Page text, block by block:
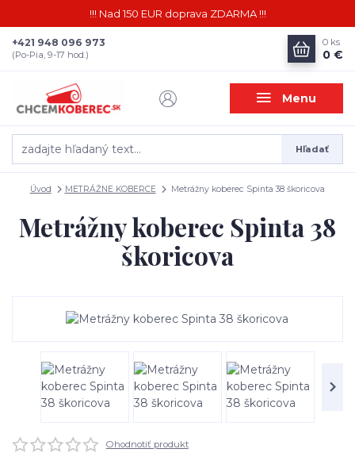
!!! Nad 150 EUR doprava ZDARMA !!!
Menu
Hľadať
+421 948 096 973
(Po-Pia, 9-17 hod.)
0 ks
0 €
Úvod METRÁŽNE KOBERCE Metrážny koberec Spinta 38 škoricova
Metrážny koberec Spinta 38
škoricova
Ohodnotiť produkt